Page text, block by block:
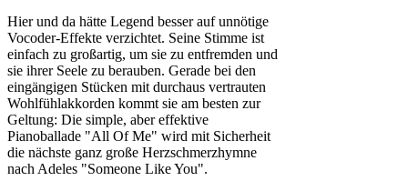
Hier und da hätte Legend besser auf unnötige
Vocoder-Effekte verzichtet. Seine Stimme ist
einfach zu großartig, um sie zu entfremden und
sie ihrer Seele zu berauben. Gerade bei den
eingängigen Stücken mit durchaus vertrauten
Wohlfühlakkorden kommt sie am besten zur
Geltung: Die simple, aber effektive
Pianoballade "All Of Me" wird mit Sicherheit
die nächste ganz große Herzschmerzhymne
nach Adeles "Someone Like You".